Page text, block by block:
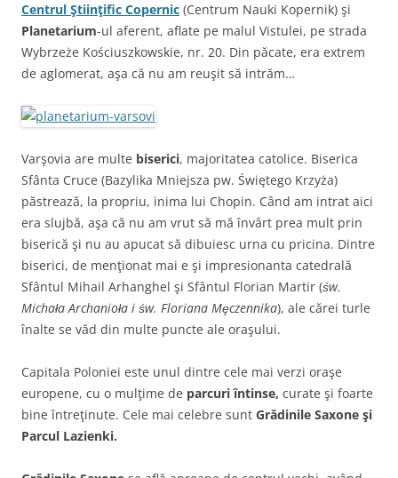
Centrul Ştiinţific Copernic (Centrum Nauki Kopernik) şi
Planetarium-ul aferent, aflate pe malul Vistulei, pe strada
Wybrzeże Kościuszkowskie, nr. 20. Din păcate, era extrem
de aglomerat, aşa că nu am reuşit să intrăm…
Varşovia are multe biserici, majoritatea catolice. Biserica
Sfânta Cruce (Bazylika Mniejsza pw. Świętego Krzyża)
păstrează, la propriu, inima lui Chopin. Când am intrat aici
era slujbă, aşa că nu am vrut să mă învârt prea mult prin
biserică şi nu au apucat să dibuiesc urna cu pricina. Dintre
biserici, de menţionat mai e şi impresionanta catedrală
Sfântul Mihail Arhanghel şi Sfântul Florian Martir (św.
Michała Archanioła i św. Floriana Męczennika), ale cărei turle
înalte se văd din multe puncte ale oraşului.
Capitala Poloniei este unul dintre cele mai verzi oraşe
europene, cu o mulţime de parcuri întinse, curate şi foarte
bine întreţinute. Cele mai celebre sunt Grădinile Saxone şi
Parcul Lazienki.